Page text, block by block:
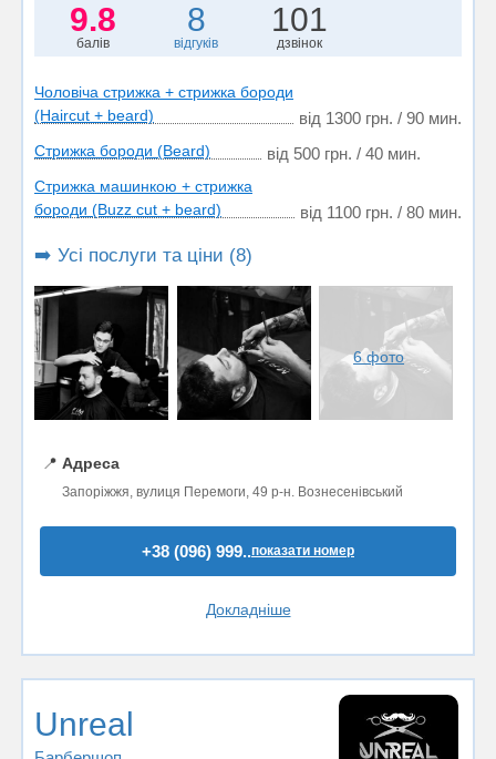
9.8
балів
8
відгуків
101
дзвінок
Чоловіча стрижка + стрижка бороди
(Haircut + beard)
від 1300 грн. / 90 мин.
Стрижка бороди (Beard) від 500 грн. / 40 мин.
Стрижка машинкою + стрижка
бороди (Buzz cut + beard)
від 1100 грн. / 80 мин.
➡️ Усі послуги та ціни (8)
6 фото
📍 Адреса
Запоріжжя, вулиця Перемоги, 49 р-н. Вознесенівський
+38 (096) 999..показати номер
Докладніше
Unreal